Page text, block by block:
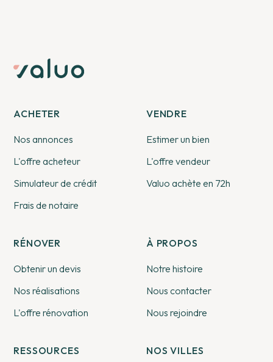
ACHETER
Nos annonces
L'offre acheteur
Simulateur de crédit
Frais de notaire
VENDRE
Estimer un bien
L'offre vendeur
Valuo achète en 72h
RÉNOVER
Obtenir un devis
Nos réalisations
L'offre rénovation
À PROPOS
Notre histoire
Nous contacter
Nous rejoindre
RESSOURCES NOS VILLES